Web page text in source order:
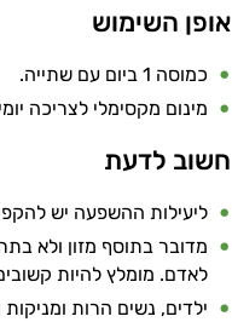
אופן השימוש
כמוסה 1 ביום עם שתייה.
מינום מקסימלי לצריכה יומית: עד 2
חשוב לדעת
ליעילות ההשפעה יש
מדובר בתוסף מזון ולא
לאדם. מומלץ להיות
ילדים, נשים הרות